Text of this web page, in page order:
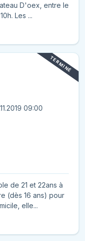
D'oex, entre le
27 Mars à partir de 21h et le 29 mars 10h. Les ...
TERMINÉ
09:00
de 21 et 22ans à
(dès 16 ans) pour
elle...